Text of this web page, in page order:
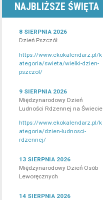
NAJBLIŻSZE ŚWIĘTA
8 SIERPNIA 2026
Dzień Pszczół
https://www.ekokalendarz.pl/k
ategoria/swieta/wielki-dzien-
pszczol/
9 SIERPNIA 2026
Międzynarodowy Dzień
Ludności Rdzennej na Świecie
https://www.ekokalendarz.pl/k
ategoria/dzien-ludnosci-
rdzennej/
13 SIERPNIA 2026
Międzynarodowy Dzień Osób
Leworęcznych
14 SIERPNIA 2026